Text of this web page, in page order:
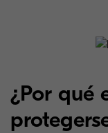
¿Por qué